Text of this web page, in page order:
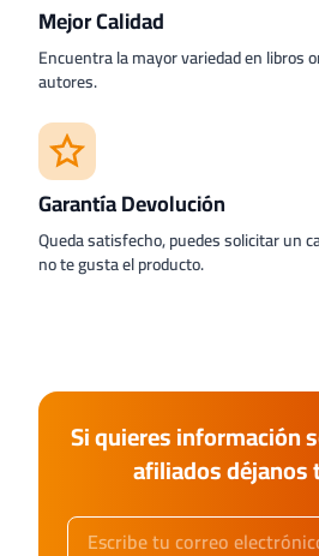
Mejor Calidad
Encuentra la mayor variedad en libros
autores.
Garantía Devolución
Queda satisfecho, puedes solicitar un
no te gusta el producto.
Si quieres información
afiliados déjanos